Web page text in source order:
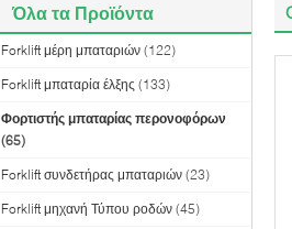
Όλα τα Προϊόντα
Forklift μέρη μπαταριών (122)
Forklift μπαταρία έλξης (133)
Φορτιστής μπαταρίας περονοφόρων
(65)
Forklift συνδετήρας μπαταριών (23)
Forklift μηχανή Τύπου ροδών (45)